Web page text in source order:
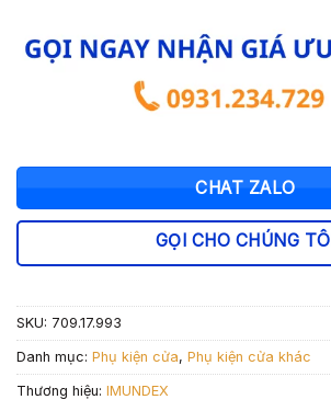
là:
260.000 ₫.
tại
là:
182.000 ₫.
CHAT ZALO
GỌI CHO CHÚNG TÔI
SKU: 709.17.993
Danh mục: Phụ kiện cửa, Phụ kiện cửa khác
Thương hiệu: IMUNDEX